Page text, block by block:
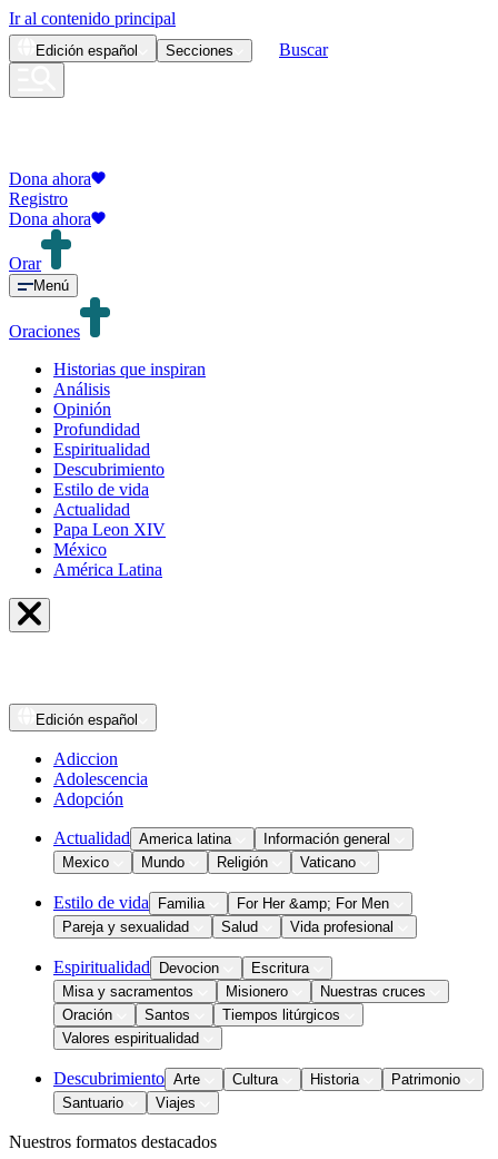
Ir al contenido principal
Edición español Secciones Buscar
Dona ahora
Registro
Dona ahora
Orar
Menú
Oraciones
Historias que inspiran
Análisis
Opinión
Profundidad
Espiritualidad
Descubrimiento
Estilo de vida
Actualidad
Papa Leon XIV
México
América Latina
Edición español
Adiccion
Adolescencia
Adopción
Actualidad America latina
Información general
Mexico
Mundo Religión Vaticano
Estilo de vida Familia
For Her &amp; For Men
Pareja y sexualidad
Salud Vida profesional
Espiritualidad Devocion
Escritura
Misa y sacramentos
Misionero
Nuestras cruces
Oración
Santos
Tiempos litúrgicos
Valores espiritualidad
Descubrimiento Arte Cultura Historia
Patrimonio
Santuario
Viajes
Nuestros formatos destacados